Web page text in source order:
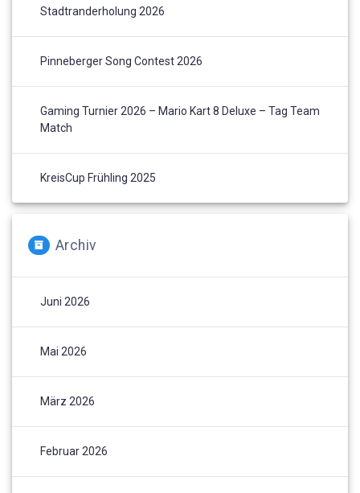
Stadtranderholung 2026
Pinneberger Song Contest 2026
Gaming Turnier 2026 – Mario Kart 8 Deluxe – Tag Team
Match
KreisCup Frühling 2025
Archiv
Juni 2026
Mai 2026
März 2026
Februar 2026